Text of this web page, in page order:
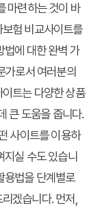
마련하는 것이 바
험 비교사이트를
법에 대한 완벽 가
가로서 여러분의
트는 다양한 상품
큰 도움을 줍니다.
사이트를 이용하
실 수도 있습니
용법을 단계별로
겠습니다. 먼저,